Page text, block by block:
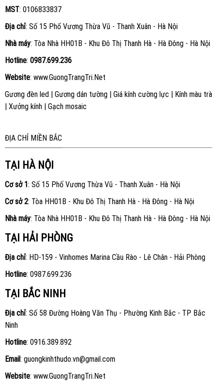
MST: 0106833837
Địa chỉ: Số 15 Phố Vương Thừa Vũ - Thanh Xuân - Hà Nội
Nhà máy: Tòa Nhà HH01B - Khu Đô Thị Thanh Hà - Hà Đông - Hà Nội
Hotline: 0987.699.236
Website: www.GuongTrangTri.Net
Gương đèn led| Gương dán tường| Giá kính cường lực | Kính màu trà
| Xưởng kính| Gạch mosaic
ĐỊA CHỈ MIỀN BẮC
TẠI HÀ NỘI
Cơ sở 1 : Số 15 Phố Vương Thừa Vũ - Thanh Xuân - Hà Nội
Cơ sở 2: Tòa HH01B - Khu Đô Thị Thanh Hà - Hà Đông - Hà Nội
Nhà máy: Tòa Nhà HH01B - Khu Đô Thị Thanh Hà - Hà Đông - Hà Nội
TẠI HẢI PHÒNG
Địa chỉ: HD-159 - Vinhomes Marina Cầu Rào - Lê Chân - Hải Phòng
Hotline: 0987.699.236
TẠI BẮC NINH
Địa chỉ: Số 58 Đường Hoàng Văn Thụ - Phường Kinh Bắc - TP Bắc
Ninh
Hotline: 0916.389.892
Email: guongkinhthudo.vn@gmail.com
Website: www.GuongTrangTri.Net